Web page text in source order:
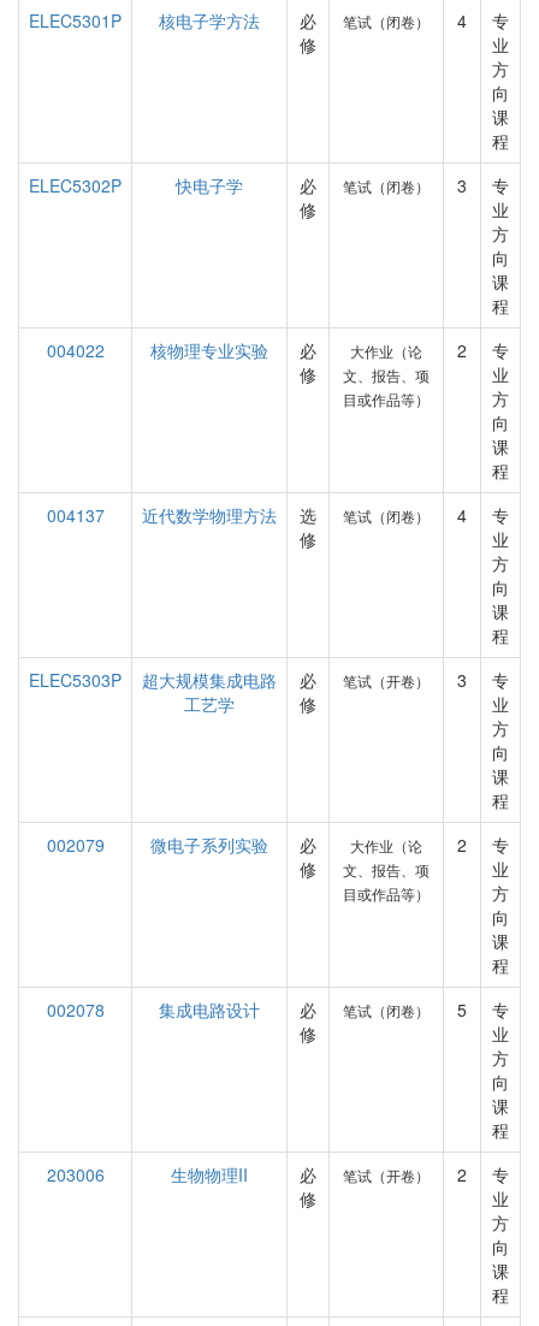
ELEC5301P
核电子学方法
必
修
笔试（闭卷） 4
专
业
方
向
课
程
ELEC5302P
快电子学
必
修
笔试（闭卷） 3
专
业
方
向
课
程
004022
核物理专业实验
必
修
大作业（论
文、报告、项
目或作品等）
2
专
业
方
向
课
程
004137
近代数学物理方法
选
修
笔试（闭卷） 4
专
业
方
向
课
程
ELEC5303P
超大规模集成电路
工艺学
必
修
笔试（开卷） 3
专
业
方
向
课
程
002079
微电子系列实验
必
修
大作业（论
文、报告、项
目或作品等）
2
专
业
方
向
课
程
002078
集成电路设计
必
修
笔试（闭卷） 5
专
业
方
向
课
程
203006
生物物理II
必
修
笔试（开卷） 2
专
业
方
向
课
程